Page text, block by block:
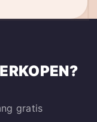
gratis